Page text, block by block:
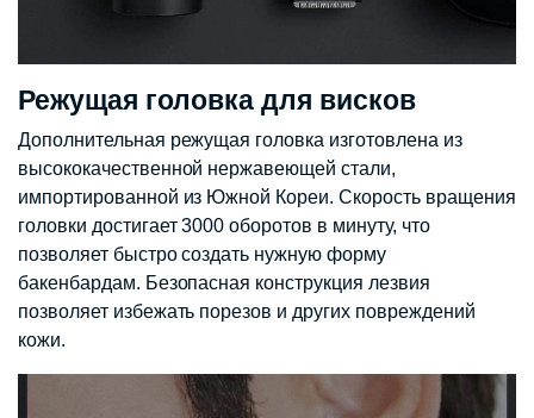
Режущая головка для висков
Дополнительная режущая головка изготовлена из
высококачественной нержавеющей стали,
импортированной из Южной Кореи. Скорость вращения
головки достигает 3000 оборотов в минуту, что
позволяет быстро создать нужную форму
бакенбардам. Безопасная конструкция лезвия
позволяет избежать порезов и других повреждений
кожи.